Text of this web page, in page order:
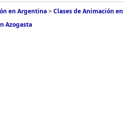
en Argentina>Clases de Animación
Azogasta